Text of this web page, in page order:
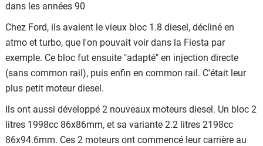
dans les années 90
Chez Ford, ils avaient le vieux bloc 1.8 diesel, décliné en
atmo et turbo, que l'on pouvait voir dans la Fiesta par
exemple. Ce bloc fut ensuite "adapté" en injection directe
(sans common rail), puis enfin en common rail. C'était leur
plus petit moteur diesel.
Ils ont aussi développé 2 nouveaux moteurs diesel. Un bloc 2
litres 1998cc 86x86mm, et sa variante 2.2 litres 2198cc
86x94.6mm. Ces 2 moteurs ont commencé leur carrière au